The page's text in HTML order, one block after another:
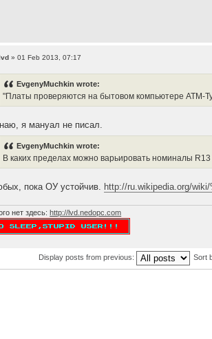
» 01 Feb 2013, 07:17
EvgenyMuchkin wrote:
"Платы проверяются на бытовом компьютере АТМ-
я мануал не писал.
EvgenyMuchkin wrote:
В каких пределах можно варьировать номиналы
пока ОУ устойчив. http://ru.wikipedia.org/
нет здесь:http://lvd.nedopc.com
Display posts from previous: Sort